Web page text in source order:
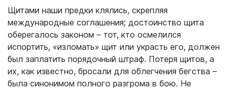
Щитами наши предки клялись, скрепляя
международные соглашения; достоинство щита
оберегалось законом – тот, кто осмелился
испортить, «изломать» щит или украсть его, должен
был заплатить порядочный штраф. Потеря щитов, а
их, как известно, бросали для облегчения бегства –
была синонимом полного разгрома в бою. Не